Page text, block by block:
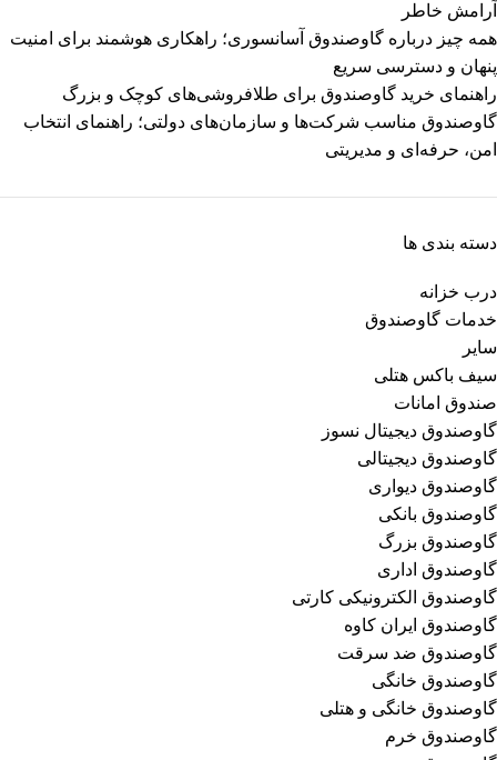
آرامش خاطر
همه چیز درباره گاوصندوق آسانسوری؛ راهکاری هوشمند برای امنیت
پنهان و دسترسی سریع
راهنمای خرید گاوصندوق برای طلافروشی‌های کوچک و بزرگ
گاوصندوق مناسب شرکت‌ها و سازمان‌های دولتی؛ راهنمای انتخاب
امن، حرفه‌ای و مدیریتی
دسته بندی ها
درب خزانه
خدمات گاوصندوق
سایر
سیف باکس هتلی
صندوق امانات
گاوصندوق دیجیتال نسوز
گاوصندوق دیجیتالی
گاوصندوق دیواری
گاوصندوق بانکی
گاوصندوق بزرگ
گاوصندوق اداری
گاوصندوق الکترونیکی کارتی
گاوصندوق ایران کاوه
گاوصندوق ضد سرقت
گاوصندوق خانگی
گاوصندوق خانگی و هتلی
گاوصندوق خرم